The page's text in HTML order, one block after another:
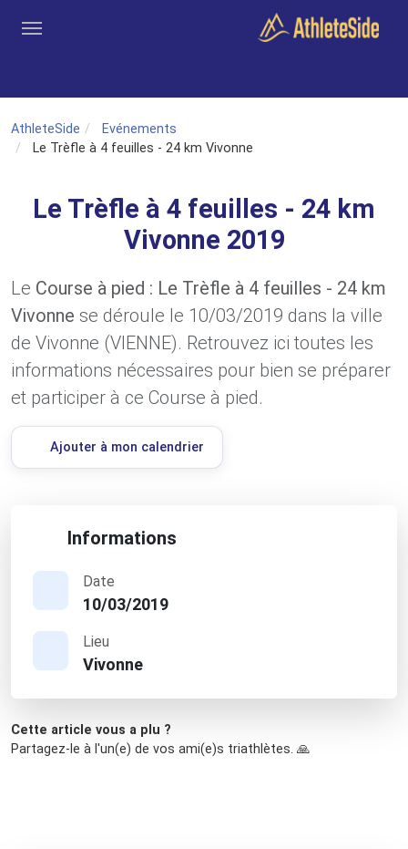
AthleteSide
Evénements
Le Trèfle à 4 feuilles - 24 km Vivonne
Le Trèfle à 4 feuilles - 24 km
Vivonne 2019
Le Course à pied : Le Trèfle à 4 feuilles - 24 km
Vivonne se déroule le 10/03/2019 dans la ville
de Vivonne (VIENNE). Retrouvez ici toutes les
informations nécessaires pour bien se préparer
et participer à ce Course à pied.
Ajouter à mon calendrier
Informations
Date
10/03/2019
Lieu
Vivonne
Cette article vous a plu ?
Partagez-le à l'un(e) de vos ami(e)s triathlètes. 🙏